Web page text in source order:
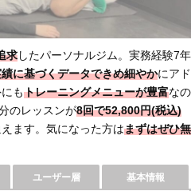
求したパーソナルジム。実務経験7年
に基づくデータできめ細やかにアド
もトレーニングメニューが豊富なの
のレッスンが8回で52,800円(税込)
ます。気になった方はまずはぜひ無
ユーザー層 基本情報